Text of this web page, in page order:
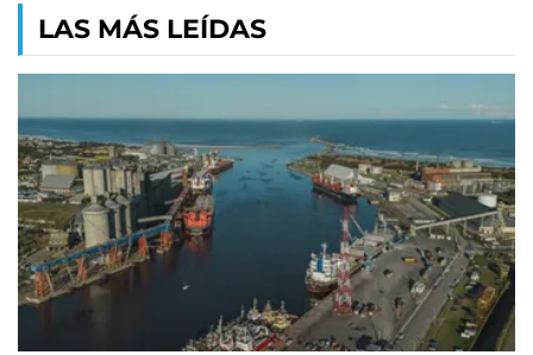
LAS MÁS LEÍDAS